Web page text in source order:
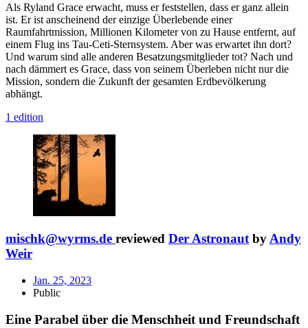
Als Ryland Grace erwacht, muss er feststellen, dass er ganz allein
ist. Er ist anscheinend der einzige Überlebende einer
Raumfahrtmission, Millionen Kilometer von zu Hause entfernt, auf
einem Flug ins Tau-Ceti-Sternsystem. Aber was erwartet ihn dort?
Und warum sind alle anderen Besatzungsmitglieder tot? Nach und
nach dämmert es Grace, dass von seinem Überleben nicht nur die
Mission, sondern die Zukunft der gesamten Erdbevölkerung
abhängt.
1 edition
mischk@wyrms.de reviewed Der AstronautbyAndy
Weir
Jan. 25, 2023
Public
Eine Parabel über die Menschheit und Freundschaft